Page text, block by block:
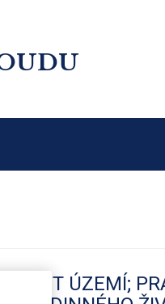
ÚZEMÍ;